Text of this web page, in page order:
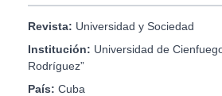
Revista: Universidad y Sociedad
Institución: Universidad de
Rodríguez”
País: Cuba